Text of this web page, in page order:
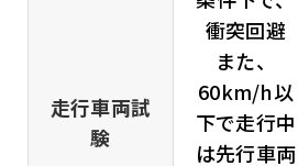
走行車両試
験
衝突回避
また、
60km/h以
下で走行中
は先行車両